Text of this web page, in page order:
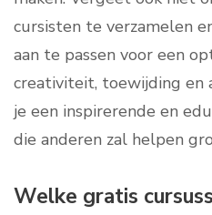
cursisten te verzamelen
aan te passen voor een
creativiteit, toewijding en
je een inspirerende en
die anderen zal helpen
Welke gratis